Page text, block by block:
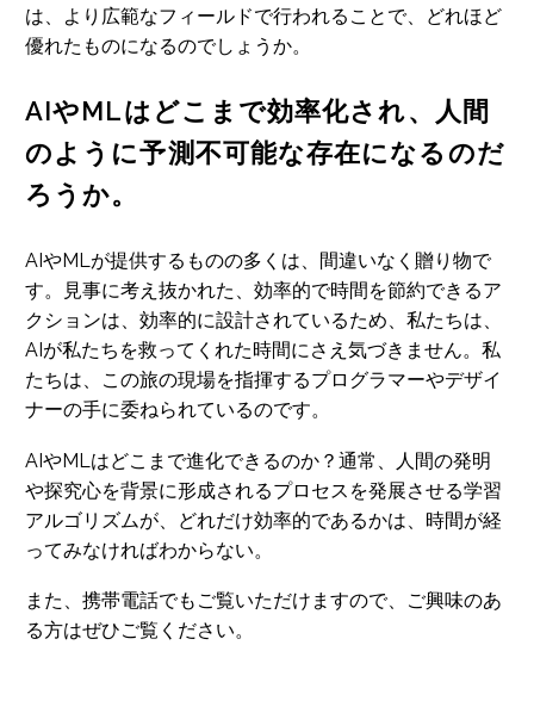
は、より広範なフィールドで行われることで、どれほど
優れたものになるのでしょうか。
AIやMLはどこまで効率化され、人間
のように予測不可能な存在になるのだ
ろうか。
AIやMLが提供するものの多くは、間違いなく贈り物で
す。見事に考え抜かれた、効率的で時間を節約できるア
クションは、効率的に設計されているため、私たちは、
AIが私たちを救ってくれた時間にさえ気づきません。私
たちは、この旅の現場を指揮するプログラマーやデザイ
ナーの手に委ねられているのです。
AIやMLはどこまで進化できるのか？通常、人間の発明
や探究心を背景に形成されるプロセスを発展させる学習
アルゴリズムが、どれだけ効率的であるかは、時間が経
ってみなければわからない。
また、携帯電話でもご覧いただけますので、ご興味のあ
る方はぜひご覧ください。